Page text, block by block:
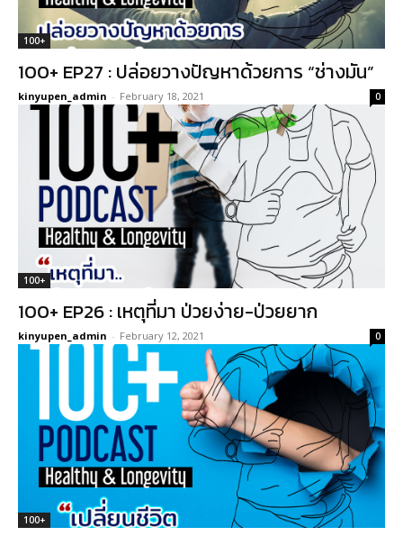
100+
100+ EP27 : ปล่อยวางปัญหาด้วยการ “ช่างมัน”
kinyupen_admin - February 18, 2021 0
100+
100+ EP26 : เหตุที่มา ป่วยง่าย-ป่วยยาก
kinyupen_admin - February 12, 2021 0
100+